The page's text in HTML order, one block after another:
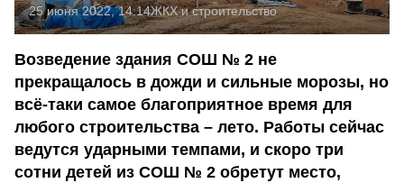
25 июня 2022, 14:14ЖКХ и строительство
Возведение здания СОШ № 2 не
прекращалось в дожди и сильные морозы, но
всё-таки самое благоприятное время для
любого строительства – лето. Работы сейчас
ведутся ударными темпами, и скоро три
сотни детей из СОШ № 2 обретут место,